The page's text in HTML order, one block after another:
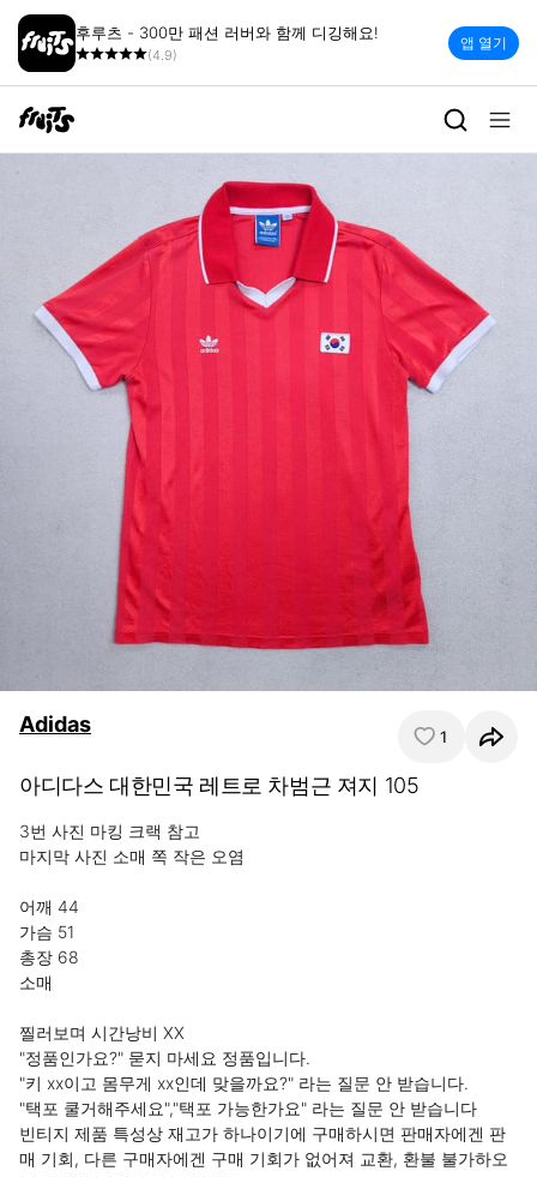
후루츠 - 300만 패션 러버와 함께 디깅해요!
(4.9)
앱 열기
Adidas 1
아디다스 대한민국 레트로 차범근 져지 105
3번 사진 마킹 크랙 참고
마지막 사진 소매 쪽 작은 오염
어깨 44
가슴 51
총장 68
소매
찔러보며 시간낭비 XX
"정품인가요?" 묻지 마세요 정품입니다.
"키 xx이고 몸무게 xx인데 맞을까요?" 라는 질문 안 받습니다.
"택포 쿨거해주세요","택포 가능한가요" 라는 질문 안 받습니다
빈티지 제품 특성상 재고가 하나이기에 구매하시면 판매자에겐 판
매 기회, 다른 구매자에겐 구매 기회가 없어져 교환, 환불 불가하오